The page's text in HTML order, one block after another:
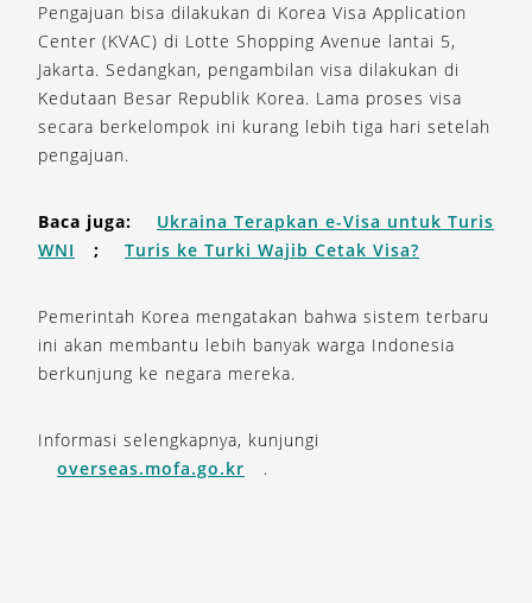
Pengajuan bisa dilakukan di Korea Visa Application
Center (KVAC) di Lotte Shopping Avenue lantai 5,
Jakarta. Sedangkan, pengambilan visa dilakukan di
Kedutaan Besar Republik Korea. Lama proses visa
secara berkelompok ini kurang lebih tiga hari setelah
pengajuan.
Baca juga:
Ukraina Terapkan e-Visa untuk Turis
WNI
; Turis ke Turki Wajib Cetak Visa?
Pemerintah Korea mengatakan bahwa sistem terbaru
ini akan membantu lebih banyak warga Indonesia
berkunjung ke negara mereka.
Informasi selengkapnya, kunjungi
overseas.mofa.go.kr
.